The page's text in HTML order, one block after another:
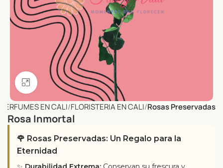
Click to enlarge
EN CALI FLORISTERIA EN CALI Rosas Preservadas
Rosa Inmortal
🌹 Rosas Preservadas: Un Regalo para la
Eternidad